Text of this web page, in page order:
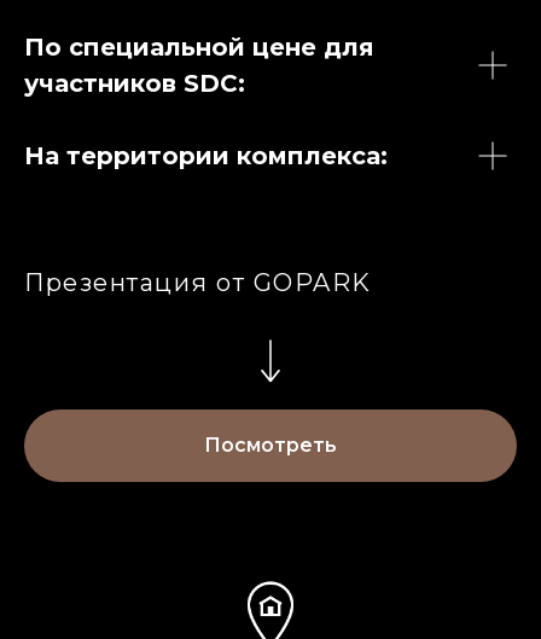
По специальной цене для
участников SDC:
На территории комплекса:
Презентация от GOPARK
Посмотреть